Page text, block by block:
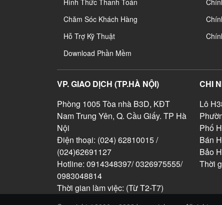
Hình Thức Thanh Toán
Chăm Sóc Khách Hàng
Hỗ Trợ Kỹ Thuật
Download Phần Mềm
VP. GIAO DỊCH (TP.HÀ NỘI)
Phòng 1005 Tòa nhà B3D, KĐT
Nam Trung Yên, Q. Cầu Giấy. TP Hà
Nội
Điện thoại: (024) 62810015 /
(024)62691127
Hotline: 0914348397/ 0326975555/
0983048814
Thời gian làm việc: (Từ T2-T7)
CHI
Lô
Phố
Bán
Bảo
Thời